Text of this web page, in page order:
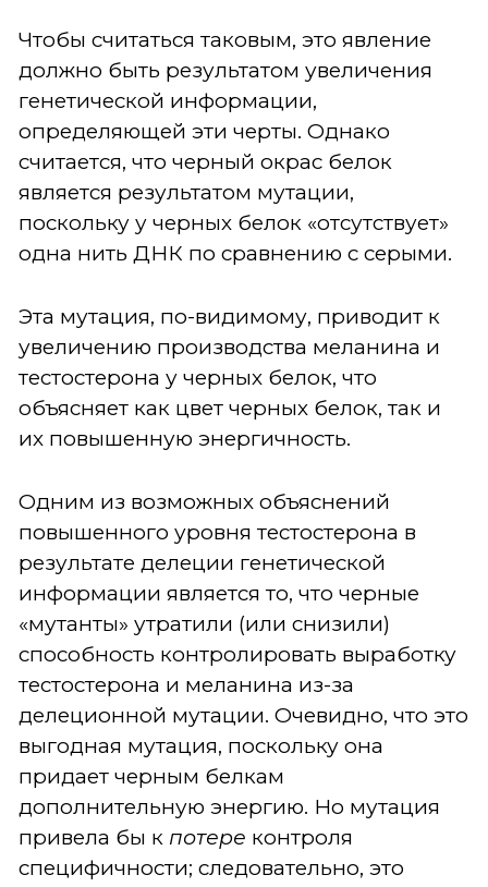
Чтобы считаться таковым, это явление
должно быть результатом увеличения
генетической информации,
определяющей эти черты. Однако
считается, что черный окрас белок
является результатом мутации,
поскольку у черных белок «отсутствует»
одна нить ДНК по сравнению с серыми.
Эта мутация, по-видимому, приводит к
увеличению производства меланина и
тестостерона у черных белок, что
объясняет как цвет черных белок, так и
их повышенную энергичность.
Одним из возможных объяснений
повышенного уровня тестостерона в
результате делеции генетической
информации является то, что черные
«мутанты» утратили (или снизили)
способность контролировать выработку
тестостерона и меланина из-за
делеционной мутации. Очевидно, что это
выгодная мутация, поскольку она
придает черным белкам
дополнительную энергию. Но мутация
привела бы к потере контроля
специфичности; следовательно, это